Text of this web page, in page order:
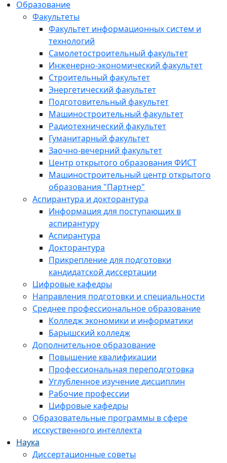
Образование
Факультеты
Факультет информационных систем и
технологий
Самолетостроительный факультет
Инженерно-экономический факультет
Строительный факультет
Энергетический факультет
Подготовительный факультет
Машиностроительный факультет
Радиотехнический факультет
Гуманитарный факультет
Заочно-вечерний факультет
Центр открытого образования ФИСТ
Машиностроительный центр открытого
образования "Партнер"
Аспирантура и докторантура
Информация для поступающих в
аспирантуру
Аспирантура
Докторантура
Прикрепление для подготовки
кандидатской диссертации
Цифровые кафедры
Направления подготовки и специальности
Среднее профессиональное образование
Колледж экономики и информатики
Барышский колледж
Дополнительное образование
Повышение квалификации
Профессиональная переподготовка
Углубленное изучение дисциплин
Рабочие профессии
Цифровые кафедры
Образовательные программы в сфере
исскуственного интеллекта
Наука
Диссертационные советы